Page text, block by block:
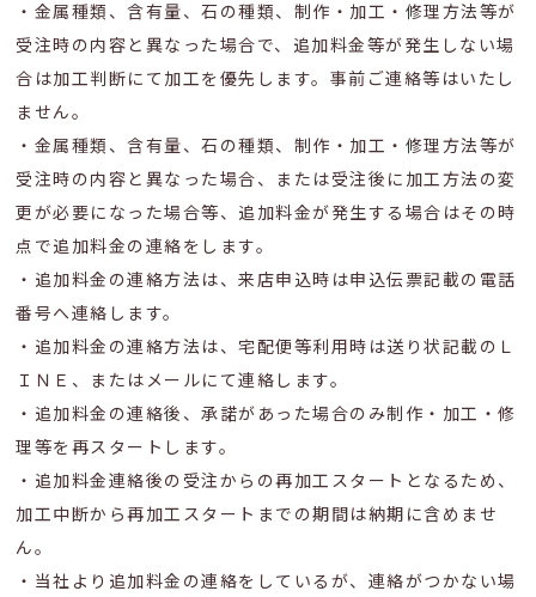
・金属種類、含有量、石の種類、制作・加工・修理方法等が
受注時の内容と異なった場合で、追加料金等が発生しない場
合は加工判断にて加工を優先します。事前ご連絡等はいたし
ません。
・金属種類、含有量、石の種類、制作・加工・修理方法等が
受注時の内容と異なった場合、または受注後に加工方法の変
更が必要になった場合等、追加料金が発生する場合はその時
点で追加料金の連絡をします。
・追加料金の連絡方法は、来店申込時は申込伝票記載の電話
番号へ連絡します。
・追加料金の連絡方法は、宅配便等利用時は送り状記載のＬ
ＩＮＥ、またはメールにて連絡します。
・追加料金の連絡後、承諾があった場合のみ制作・加工・修
理等を再スタートします。
・追加料金連絡後の受注からの再加工スタートとなるため、
加工中断から再加工スタートまでの期間は納期に含めませ
ん。
・当社より追加料金の連絡をしているが、連絡がつかない場